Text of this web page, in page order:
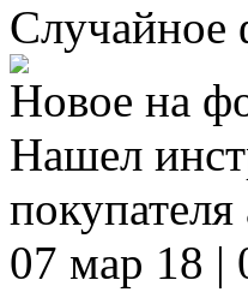
Случайное
Новое на
Нашел
07 мар 18 |